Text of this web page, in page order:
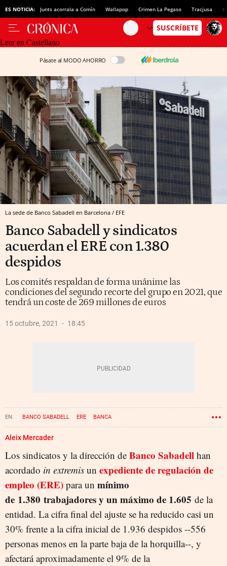
ES NOTICIA: Junts acorrala a Comín Wallapop Crimen La Pegaso Tracjusa
Leer en Castellano
Pásate al MODO AHORRO
La sede de Banco Sabadell en Barcelona / EFE
Banco Sabadell y sindicatos
acuerdan el ERE con 1.380
despidos
Los comités respaldan de forma unánime las
condiciones del segundo recorte del grupo en 2021, que
tendrá un coste de 269 millones de euros
15 octubre, 2021 18:45
BANCO SABADELL ERE BANCA
Aleix Mercader
Los sindicatos y la dirección de Banco Sabadell han
acordado in extremis un expediente de regulación de
empleo (ERE) para un mínimo
de 1.380 trabajadores y un máximo de 1.605 de la
entidad. La cifra final del ajuste se ha reducido casi un
30% frente a la cifra inicial de 1.936 despidos --556
personas menos en la parte baja de la horquilla--, y
afectará aproximadamente el 9% de la